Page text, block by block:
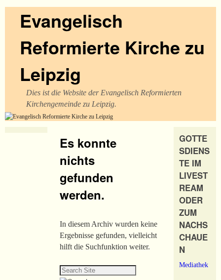
Evangelisch
Reformierte Kirche zu
Leipzig
Dies ist die Website der Evangelisch Reformierten
Kirchengemeinde zu Leipzig.
Es konnte
nichts
gefunden
werden.
In diesem Archiv wurden keine
Ergebnisse gefunden, vielleicht
hilft die Suchfunktion weiter.
GOTTE
SDIENS
TE IM
LIVEST
REAM
ODER
ZUM
NACHS
CHAUE
N
Mediathek